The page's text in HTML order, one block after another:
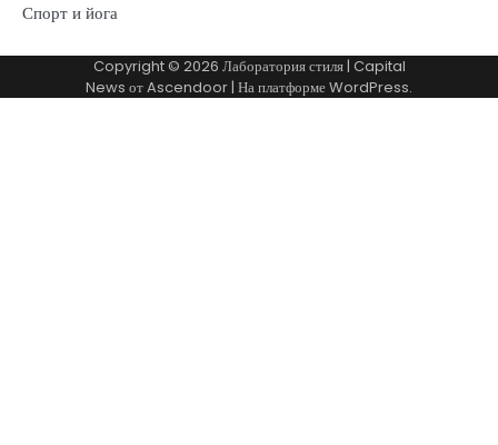
Спорт и йога
Copyright © 2026 Лаборатория стиля| Capital
News отAscendoor| На платформеWordPress.